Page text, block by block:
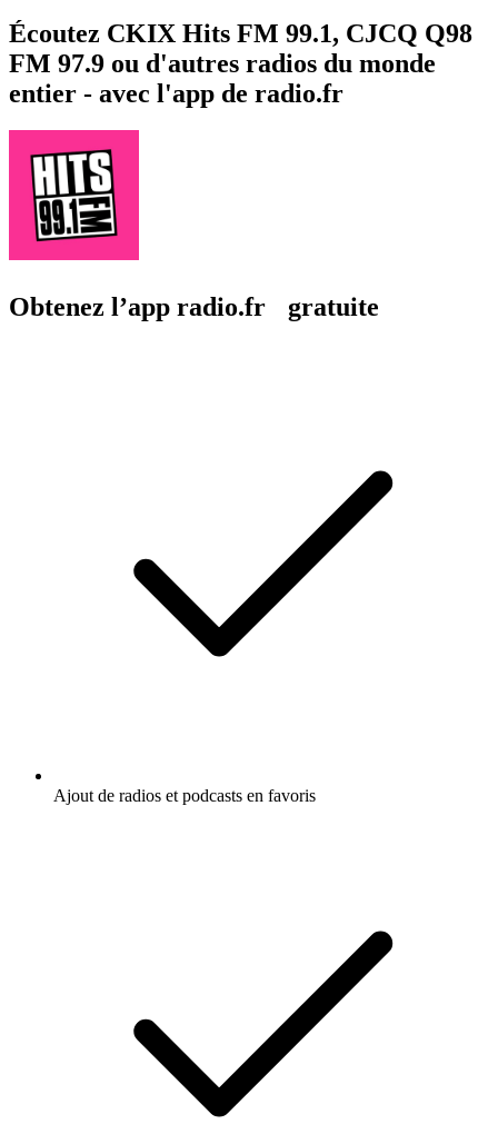
Écoutez CKIX Hits FM 99.1, CJCQ Q98
FM 97.9 ou d'autres radios du monde
entier - avec l'app de radio.fr
Obtenez l’app radio.fr gratuite
Ajout de radios et podcasts en favoris